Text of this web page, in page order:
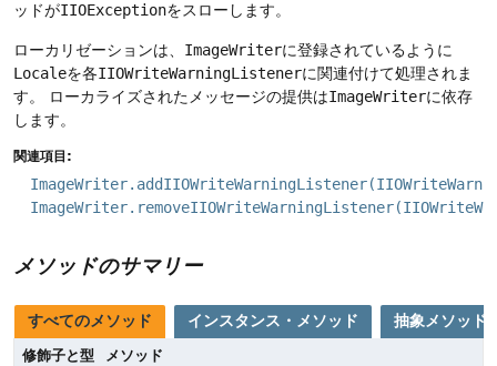
ッドがIIOExceptionをスローします。
ローカリゼーションは、 ImageWriterに登録されているように
Localeを各IIOWriteWarningListenerに関連付けて処理されま
す。
ローカライズされたメッセージの提供はImageWriterに依存
します。
関連項目:
メソッドのサマリー
すべてのメソッド インスタンス・メソッド 抽象メソッド
修飾子と型
メソッド